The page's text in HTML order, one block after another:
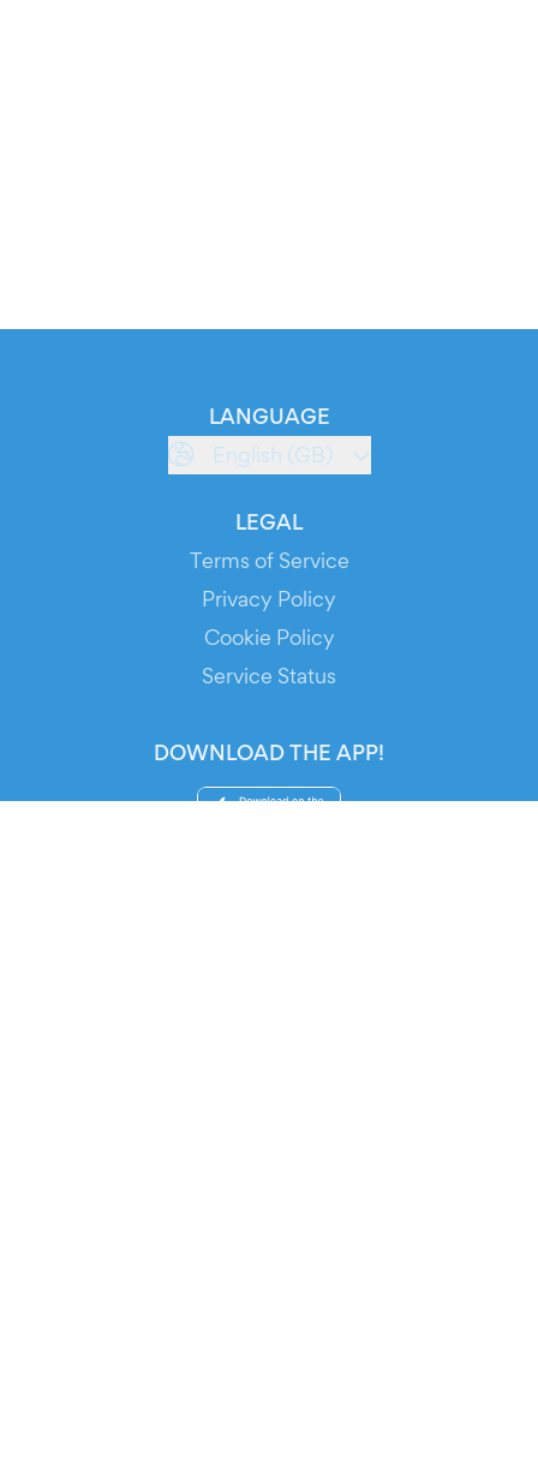
LANGUAGE
English (GB)
LEGAL
Terms of Service
Privacy Policy
Cookie Policy
Service Status
DOWNLOAD THE APP!